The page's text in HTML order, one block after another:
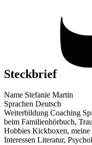
Steckbrief
Name Stefanie Martin
Sprachen Deutsch
Weiterbildung Coaching
beim Familienhörbuch,
Hobbies Kickboxen, meine
Interessen Literatur,